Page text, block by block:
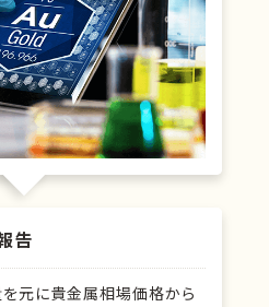
告
元に貴金属相場価格から